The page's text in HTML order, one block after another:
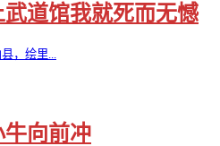
道馆我就死而无憾
，绘里...
牛向前冲